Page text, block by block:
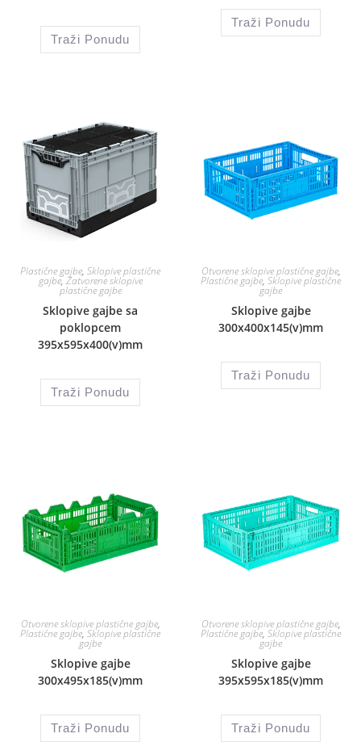
Traži Ponudu
Traži Ponudu
Plastične gajbe, Sklopive plastične
gajbe,Zatvorene sklopive
plastične gajbe
Sklopive gajbe sa
poklopcem
395x595x400(v)mm
Traži Ponudu
Otvorene sklopive plastične gajbe,
Plastične gajbe, Sklopive plastične
gajbe
Sklopive gajbe
300x400x145(v)mm
Traži Ponudu
Otvorene sklopive plastične gajbe,
Plastične gajbe, Sklopive plastične
gajbe
Sklopive gajbe
300x495x185(v)mm
Traži Ponudu
Otvorene sklopive plastične gajbe,
Plastične gajbe, Sklopive plastične
gajbe
Sklopive gajbe
395x595x185(v)mm
Traži Ponudu